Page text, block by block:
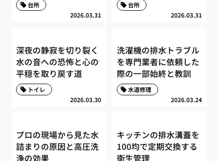
2026.03.31
台所
2026.03.31
台所
深夜の静寂を切り裂く
水の音への恐怖と心の
平穏を取り戻す道
2026.03.30
トイレ
洗濯機の排水トラブル
を専門業者に依頼した
際の一部始終と教訓
2026.03.24
水道修理
プロの現場から見た水
詰まりの原因と高圧洗
浄の効果
キッチンの排水溝蓋を
100均で定期交換する
衛生管理